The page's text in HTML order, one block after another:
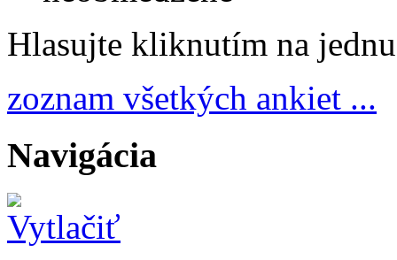
Hlasujte kliknutím na
zoznam všetkých ankiet ...
Navigácia